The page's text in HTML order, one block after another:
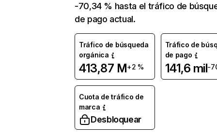
-70,34 % hasta el tráfico de
de pago actual.
Tráfico de búsqueda
orgánica
413,87 M+2 %
Tráfico de
de pago
141,6 mil-
Cuota de tráfico de
marca
Desbloquear